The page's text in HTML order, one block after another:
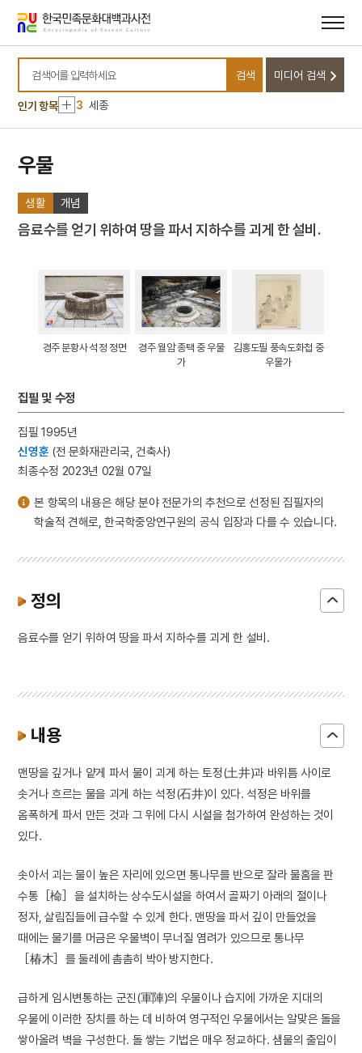
바로가기
바로가기
검색어를 입력하세요
검색 미디어 검색
인기 항목
10 윤석중 동요집
1 금성대군
2 삼성중공업㈜
3 세종
4 팔음
7
8 세조
10 윤석중 동요집
1 금성대군
2 삼성중공업㈜
3 세종
7 살미
8 세조
10 윤석중 동요집
우물
생활 개념
음료수를 얻기 위하여 땅을 파서 지하수를 괴게 한 설비.
경주 분황사 석정 정면
경주 월암 종택 중 우물
가
김홍도필 풍속도화첩 중
우물가
집필 및 수정
집필 1995년
신영훈 (전 문화재관리국, 건축사)
최종수정 2023년 02월 07일
본 항목의 내용은 해당 분야 전문가의 추천으로 선정된 집필자의
학술적 견해로, 한국학중앙연구원의 공식 입장과 다를 수 있습니다.
정의
음료수를 얻기 위하여 땅을 파서 지하수를 괴게 한 설비.
내용
맨땅을 깊거나 얕게 파서 물이 괴게 하는 토정(土井)과 바위틈 사이로
솟거나 흐르는 물을 괴게 하는 석정(石井)이 있다. 석정은 바위를
옴폭하게 파서 만든 것과 그 위에 다시 시설을 첨가하여 완성하는 것이
있다.
솟아서 괴는 물이 높은 자리에 있으면 통나무를 반으로 잘라 물홈을 판
수통［椧］을 설치하는 상수도시설을 하여서 골짜기 아래의 절이나
정자, 살림집들에 급수할 수 있게 한다. 맨땅을 파서 깊이 만들었을
때에는 물기를 머금은 우물벽이 무너질 염려가 있으므로 통나무
［椿木］를 둘레에 촘촘히 박아 방지한다.
급하게 임시변통하는 군진(軍陣)의 우물이나 습지에 가까운 지대의
우물에 이러한 장치를 하는 데 비하여 영구적인 우물에서는 알맞은 돌을
쌓아올려 벽을 구성한다. 돌 쌓는 기법은 매우 정교하다. 샘물의 출입이